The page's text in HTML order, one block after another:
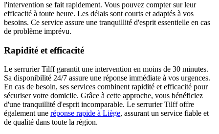
l'intervention se fait rapidement. Vous pouvez compter sur leur
efficacité à toute heure. Les délais sont courts et adaptés à vos
besoins. Ce service assure une tranquillité d'esprit essentielle en cas
de problème imprévu.
Rapidité et efficacité
Le serrurier Tilff garantit une intervention en moins de 30 minutes.
Sa disponibilité 24/7 assure une réponse immédiate à vos urgences.
En cas de besoin, ses services combinent rapidité et efficacité pour
sécuriser votre domicile. Grâce à cette approche, vous bénéficiez
d'une tranquillité d'esprit incomparable. Le serrurier Tilff offre
également une réponse rapide à Liège, assurant un service fiable et
de qualité dans toute la région.